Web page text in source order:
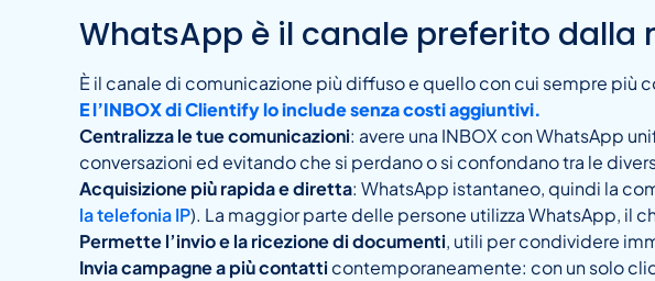
WhatsApp è il canale preferito
È il canale di comunicazione più diffuso e quello con cui sempre
E l’INBOX di Clientify lo include senza costi aggiuntivi.
Centralizza le tue comunicazioni: avere una INBOX con WhatsApp
conversazioni ed evitando che si perdano o si confondano tra le
Acquisizione più rapida e diretta: WhatsApp istantaneo, quindi la
la telefonia IP). La maggior parte delle persone utilizza WhatsApp, il
Permette l’invio e la ricezione di documenti, utili per condividere
Invia campagne a più contatti contemporaneamente: con un solo